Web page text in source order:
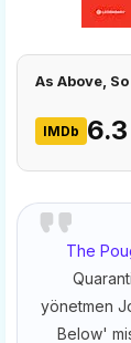
As Above,
IMDb 6.3
The
yönetmen
Below'